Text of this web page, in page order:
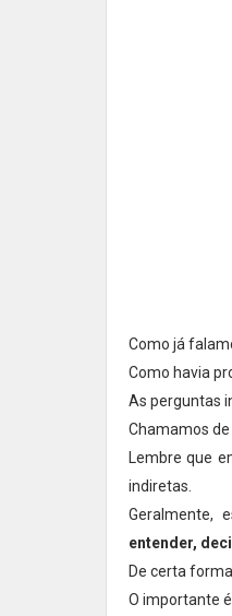
Como já
Como havia
As perguntas
Chamamos
Lembre que
indiretas.
Geralmente,
entender,
De certa
O importante